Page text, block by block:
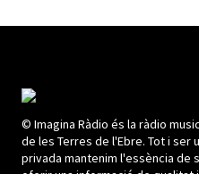
© Imagina Ràdio és la ràdio
de les Terres de l'Ebre. Tot i ser
privada mantenim l'essència de